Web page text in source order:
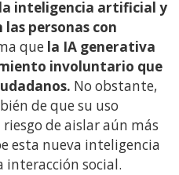
inteligencia artificial y
las personas con
que la IA generativa
involuntario que
No obstante,
de que su uso
de aislar aún más
esta nueva inteligencia
social.